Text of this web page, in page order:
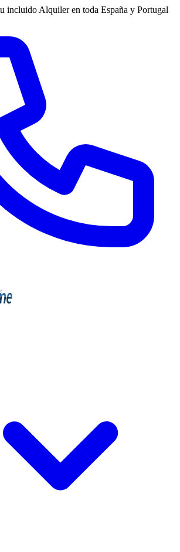
incluido Alquiler en toda España y Portugal